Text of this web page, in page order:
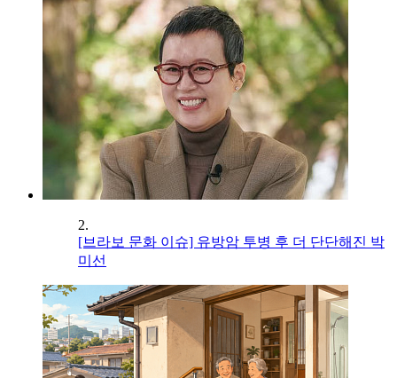
2.
[브라보 문화 이슈] 유방암 투병 후 더 단단해진 박
미선